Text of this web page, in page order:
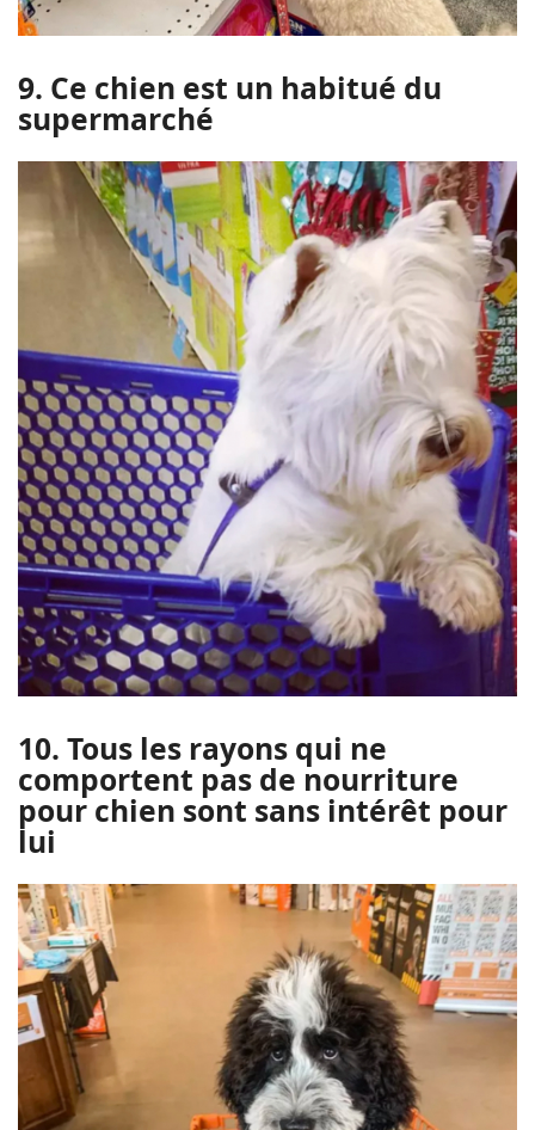
9. Ce chien est un habitué du
supermarché
10. Tous les rayons qui ne
comportent pas de nourriture
pour chien sont sans intérêt pour
lui